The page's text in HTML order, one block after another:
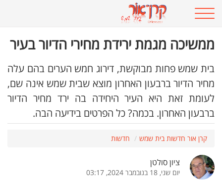
ממשיכה מגמת ירידת מחירי הדיור בעיר
בית שמש פחות מבוקשת, דירוג חמש הערים בהם עלה
מחיר הדיור ברבעון האחרון מוצא שבית שמש אינה שם,
לעומת זאת היא העיר היחידה בה ירד מחיר הדיור
ברבעון האחרון. בכמה? כל הפרטים בידיעה הבה.
קרן אור חדשות בית שמש חדשות
ציון סולטן
יום שני, 18 בנובמבר 2024, 03:17